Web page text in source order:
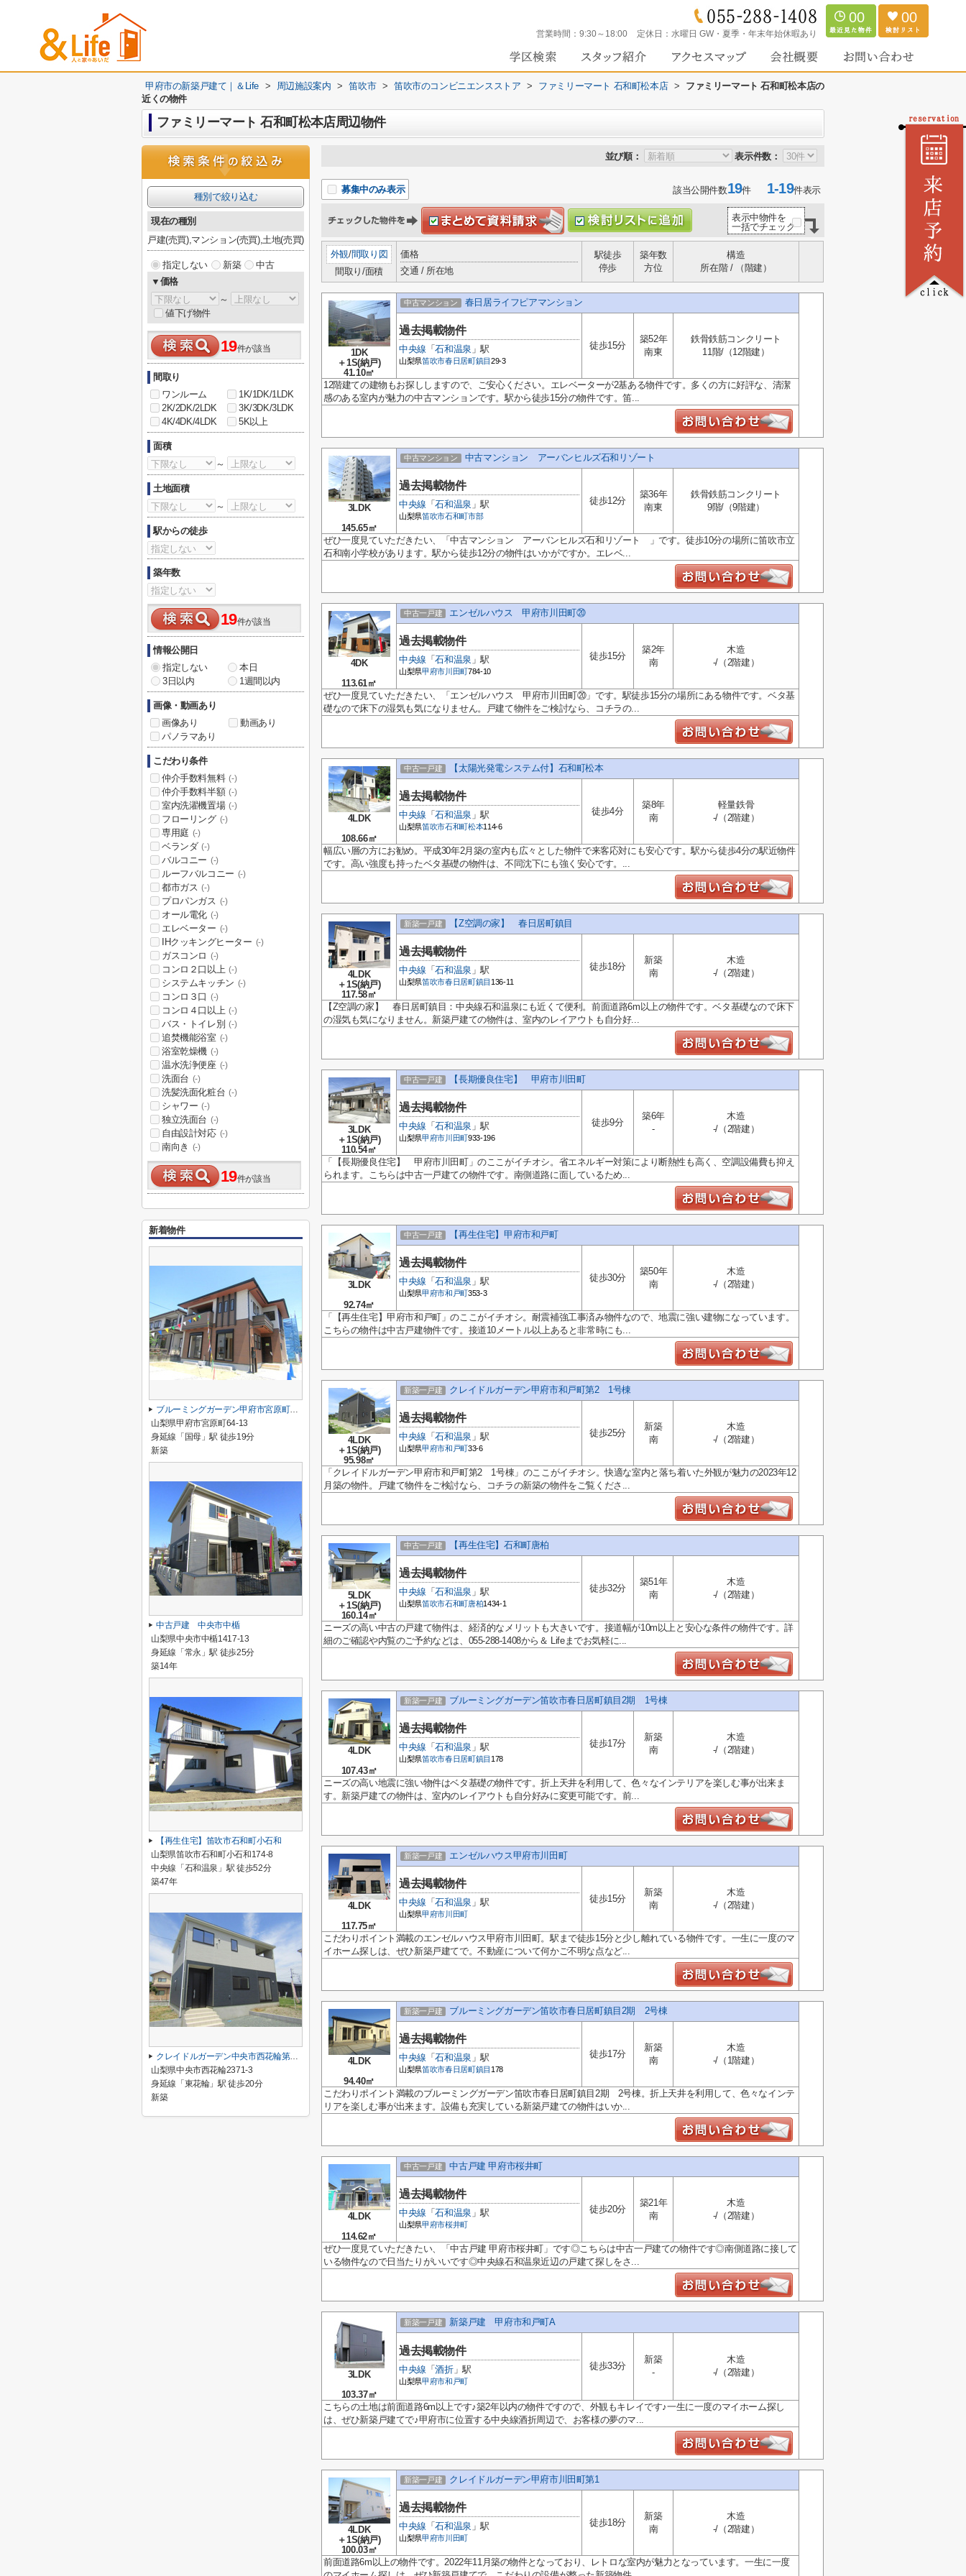
営業時間： 9:30～18:00 定休日： 水曜日 GW・夏季・年末年始休暇あり
00 00
甲府市の新築戸建て｜＆Life > 周辺施設案内 > 笛吹市 > 笛吹市のコンビニエンスストア > ファミリーマート 石和町松本店 >
ファミリーマート 石和町松本店の
近くの物件
ファミリーマート 石和町松本店周辺物件
並び順： 表示件数：
募集中のみ表示 該当公開件数19件1-19件表示
表示中物件を
一括でチェック
外観/間取り図
間取り/面積
価格
交通 / 所在地
駅徒歩
停歩
築年数
方位
構造
所在階 / （階建）
1DK
＋1S(納戸)
41.10㎡
中古マンション 春日居ライフピアマンション
過去掲載物件
中央線 「石和温泉 」駅
山梨県笛吹市春日居町鎮目 29-3
徒歩15分
築52年
南東
鉄骨鉄筋コンクリート
11階/（12階建）
12階建ての建物もお探ししますので、ご安心ください。エレベーターが2基ある物件です。多くの方に好評な、清潔
感のある室内が魅力の中古マンションです。駅から徒歩15分の物件です。笛...
3LDK
145.65㎡
中古マンション 中古マンション アーバンヒルズ石和リゾート
過去掲載物件
中央線 「石和温泉 」駅
山梨県笛吹市石和町市部
徒歩12分
築36年
南東
鉄骨鉄筋コンクリート
9階/（9階建）
ぜひ一度見ていただきたい、「中古マンション アーバンヒルズ石和リゾート 」です。徒歩10分の場所に笛吹市立
石和南小学校があります。駅から徒歩12分の物件はいかがですか。エレベ...
4DK
113.61㎡
中古一戸建 エンゼルハウス 甲府市川田町⑳
過去掲載物件
中央線 「石和温泉 」駅
山梨県甲府市川田町784-10
徒歩15分
築2年
南
木造
-/（2階建）
ぜひ一度見ていただきたい、「エンゼルハウス 甲府市川田町⑳」です。駅徒歩15分の場所にある物件です。ベタ基
礎なので床下の湿気も気になりません。戸建て物件をご検討なら、コチラの...
4LDK
108.66㎡
中古一戸建 【太陽光発電システム付】石和町松本
過去掲載物件
中央線 「石和温泉 」駅
山梨県笛吹市石和町松本114-6
徒歩4分
築8年
南
軽量鉄骨
-/（2階建）
幅広い層の方にお勧め。平成30年2月築の室内も広々とした物件で来客応対にも安心です。駅から徒歩4分の駅近物件
です。高い強度も持ったベタ基礎の物件は、不同沈下にも強く安心です。...
4LDK
＋1S(納戸)
117.58㎡
新築一戸建 【Z空調の家】 春日居町鎮目
過去掲載物件
中央線 「石和温泉 」駅
山梨県笛吹市春日居町鎮目 136-11
徒歩18分
新築
南
木造
-/（2階建）
【Z空調の家】 春日居町鎮目：中央線石和温泉にも近くて便利。前面道路6m以上の物件です。ベタ基礎なので床下
の湿気も気になりません。新築戸建ての物件は、室内のレイアウトも自分好...
3LDK
＋1S(納戸)
110.54㎡
中古一戸建 【長期優良住宅】 甲府市川田町
過去掲載物件
中央線 「石和温泉 」駅
山梨県甲府市川田町933-196
徒歩9分
築6年
-
木造
-/（2階建）
「【長期優良住宅】 甲府市川田町」のここがイチオシ。省エネルギー対策により断熱性も高く、空調設備費も抑え
られます。こちらは中古一戸建ての物件です。南側道路に面しているため...
3LDK
92.74㎡
中古一戸建 【再生住宅】甲府市和戸町
過去掲載物件
中央線 「石和温泉 」駅
山梨県甲府市和戸町353-3
徒歩30分
築50年
南
木造
-/（2階建）
「【再生住宅】甲府市和戸町」のここがイチオシ。耐震補強工事済み物件なので、地震に強い建物になっています。
こちらの物件は中古戸建物件です。接道10メートル以上あると非常時にも...
4LDK
＋1S(納戸)
95.98㎡
新築一戸建 クレイドルガーデン甲府市和戸町第2 1号棟
過去掲載物件
中央線 「石和温泉 」駅
山梨県甲府市和戸町33-6
徒歩25分
新築
南
木造
-/（2階建）
「クレイドルガーデン甲府市和戸町第2 1号棟」のここがイチオシ。快適な室内と落ち着いた外観が魅力の2023年12
月築の物件。戸建て物件をご検討なら、コチラの新築の物件をご覧くださ...
5LDK
＋1S(納戸)
160.14㎡
中古一戸建 【再生住宅】石和町唐柏
過去掲載物件
中央線 「石和温泉 」駅
山梨県笛吹市石和町唐柏1434-1
徒歩32分
築51年
南
木造
-/（2階建）
ニーズの高い中古の戸建て物件は、経済的なメリットも大きいです。接道幅が10m以上と安心な条件の物件です。詳
細のご確認や内覧のご予約などは、055-288-1408から＆ Lifeまでお気軽に...
4LDK
107.43㎡
新築一戸建 ブルーミングガーデン笛吹市春日居町鎮目2期 1号棟
過去掲載物件
中央線 「石和温泉 」駅
山梨県笛吹市春日居町鎮目 178
徒歩17分
新築
南
木造
-/（2階建）
ニーズの高い地震に強い物件はベタ基礎の物件です。折上天井を利用して、色々なインテリアを楽しむ事が出来ま
す。新築戸建ての物件は、室内のレイアウトも自分好みに変更可能です。前...
4LDK
117.75㎡
新築一戸建 エンゼルハウス甲府市川田町
過去掲載物件
中央線 「石和温泉 」駅
山梨県甲府市川田町
徒歩15分
新築
南
木造
-/（2階建）
こだわりポイント満載のエンゼルハウス甲府市川田町。駅まで徒歩15分と少し離れている物件です。一生に一度のマ
イホーム探しは、ぜひ新築戸建てで。不動産について何かご不明な点など...
4LDK
94.40㎡
新築一戸建 ブルーミングガーデン笛吹市春日居町鎮目2期 2号棟
過去掲載物件
中央線 「石和温泉 」駅
山梨県笛吹市春日居町鎮目 178
徒歩17分
新築
南
木造
-/（1階建）
こだわりポイント満載のブルーミングガーデン笛吹市春日居町鎮目2期 2号棟。折上天井を利用して、色々なインテ
リアを楽しむ事が出来ます。設備も充実している新築戸建ての物件はいか...
4LDK
114.62㎡
中古一戸建 中古戸建 甲府市桜井町
過去掲載物件
中央線 「石和温泉 」駅
山梨県甲府市桜井町
徒歩20分
築21年
南
木造
-/（2階建）
ぜひ一度見ていただきたい、「中古戸建 甲府市桜井町」です◎こちらは中古一戸建ての物件です◎南側道路に接して
いる物件なので日当たりがいいです◎中央線石和温泉近辺の戸建て探しをさ...
3LDK
103.37㎡
新築一戸建 新築戸建 甲府市和戸町A
過去掲載物件
中央線 「酒折」駅
山梨県甲府市和戸町
徒歩33分
新築
-
木造
-/（2階建）
こちらの土地は前面道路6m以上です♪築2年以内の物件ですので、外観もキレイです♪一生に一度のマイホーム探し
は、ぜひ新築戸建てで♪甲府市に位置する中央線酒折周辺で、お客様の夢のマ...
4LDK
＋1S(納戸)
100.03㎡
新築一戸建 クレイドルガーデン甲府市川田町第1
過去掲載物件
中央線 「石和温泉 」駅
山梨県甲府市川田町
徒歩18分
新築
南
木造
-/（2階建）
前面道路6m以上の物件です。2022年11月築の物件となっており、レトロな室内が魅力となっています。一生に一度
種別で絞り込む
現在の種別
戸建(売買),マンション(売買),土地(売買)
指定しない 新築
中古
▼価格
～
値下げ物件
19件が該当
間取り
ワンルーム
1K/1DK/1LDK
2K/2DK/2LDK
3K/3DK/3LDK
4K/4DK/4LDK
5K以上
面積
～
土地面積
～
駅からの徒歩
築年数
19件が該当
情報公開日
指定しない
本日
3日以内
1週間以内
画像・動画あり
画像あり
動画あり
パノラマあり
こだわり条件
仲介手数料無料 (-)
仲介手数料半額 (-)
室内洗濯機置場 (-)
フローリング (-)
専用庭 (-)
ベランダ (-)
バルコニー (-)
ルーフバルコニー (-)
都市ガス (-)
プロパンガス (-)
オール電化 (-)
エレベーター (-)
IHクッキングヒーター (-)
ガスコンロ (-)
コンロ２口以上 (-)
システムキッチン (-)
コンロ３口 (-)
コンロ４口以上 (-)
バス・トイレ別 (-)
追焚機能浴室 (-)
浴室乾燥機 (-)
温水洗浄便座 (-)
洗面台 (-)
洗髪洗面化粧台 (-)
シャワー (-)
独立洗面台 (-)
自由設計対応 (-)
南向き (-)
19件が該当
新着物件
ブルーミングガーデン甲府市宮原町 1号棟
山梨県甲府市宮原町64-13
身延線「国母」駅 徒歩19分
新築
中古戸建 中央市中楯
山梨県中央市中楯1417-13
身延線「常永」駅 徒歩25分
築14年
【再生住宅】笛吹市石和町小石和
山梨県笛吹市石和町小石和174-8
中央線「石和温泉」駅 徒歩52分
築47年
クレイドルガーデン中央市西花輪第2 1号棟
山梨県中央市西花輪2371-3
身延線「東花輪」駅 徒歩20分
新築